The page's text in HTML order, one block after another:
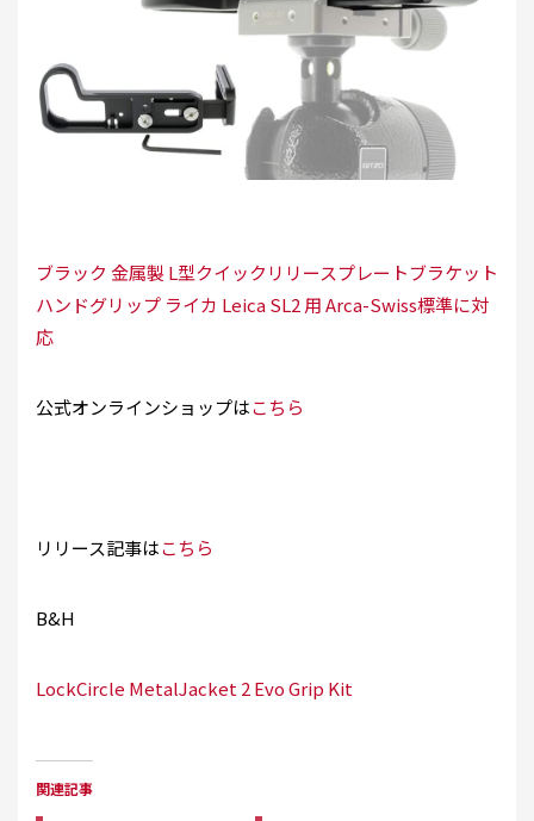
ブラック 金属製 L型クイックリリースプレートブラケット
ハンドグリップ ライカ Leica SL2 用 Arca-Swiss標準に対
応
公式オンラインショップはこちら
リリース記事はこちら
B&H
LockCircle MetalJacket 2 Evo Grip Kit
関連記事